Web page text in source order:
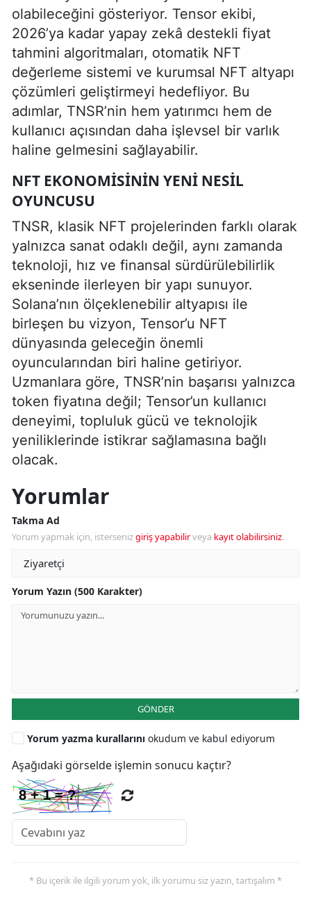
olabileceğini gösteriyor. Tensor ekibi,
2026’ya kadar yapay zekâ destekli fiyat
tahmini algoritmaları, otomatik NFT
değerleme sistemi ve kurumsal NFT altyapı
çözümleri geliştirmeyi hedefliyor. Bu
adımlar, TNSR’nin hem yatırımcı hem de
kullanıcı açısından daha işlevsel bir varlık
haline gelmesini sağlayabilir.
NFT EKONOMISININ YENI NESIL
OYUNCUSU
TNSR, klasik NFT projelerinden farklı olarak
yalnızca sanat odaklı değil, aynı zamanda
teknoloji, hız ve finansal sürdürülebilirlik
ekseninde ilerleyen bir yapı sunuyor.
Solana’nın ölçeklenebilir altyapısı ile
birleşen bu vizyon, Tensor’u NFT
dünyasında geleceğin önemli
oyuncularından biri haline getiriyor.
Uzmanlara göre, TNSR’nin başarısı yalnızca
token fiyatına değil; Tensor’un kullanıcı
deneyimi, topluluk gücü ve teknolojik
yeniliklerinde istikrar sağlamasına bağlı
olacak.
Yorumlar
Takma Ad
Yorum yapmak için, istersenizgiriş yapabilirveya kayıt olabilirsiniz.
Yorum Yazın (500 Karakter)
GÖNDER
Yorum yazma kurallarını okudum ve kabul ediyorum
Aşağıdaki görselde işlemin sonucu kaçtır?
* Bu içerik ile ilgili yorum yok, ilk yorumu siz yazın, tartışalım *